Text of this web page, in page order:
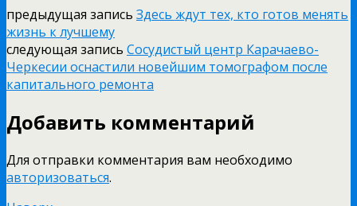
предыдущая запись Здесь ждут тех, кто готов менять
жизнь к лучшему
следующая запись Сосудистый центр Карачаево-
Черкесии оснастили новейшим томографом после
капитального ремонта
Добавить комментарий
Для отправки комментария вам необходимо
авторизоваться.